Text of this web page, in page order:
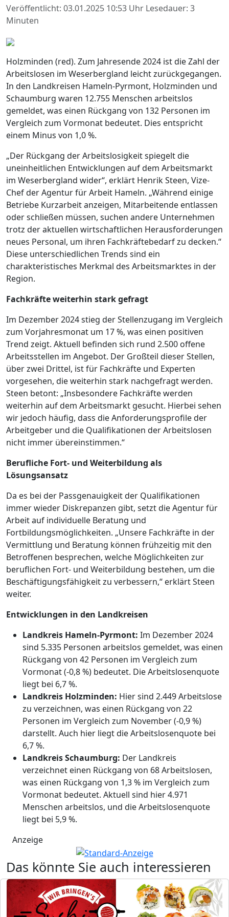
Veröffentlicht: 03.01.2025 10:53 Uhr Lesedauer: 3
Minuten
Holzminden (red). Zum Jahresende 2024 ist die Zahl der
Arbeitslosen im Weserbergland leicht zurückgegangen.
In den Landkreisen Hameln-Pyrmont, Holzminden und
Schaumburg waren 12.755 Menschen arbeitslos
gemeldet, was einen Rückgang von 132 Personen im
Vergleich zum Vormonat bedeutet. Dies entspricht
einem Minus von 1,0 %.
„Der Rückgang der Arbeitslosigkeit spiegelt die
uneinheitlichen Entwicklungen auf dem Arbeitsmarkt
im Weserbergland wider“, erklärt Henrik Steen, Vize-
Chef der Agentur für Arbeit Hameln. „Während einige
Betriebe Kurzarbeit anzeigen, Mitarbeitende entlassen
oder schließen müssen, suchen andere Unternehmen
trotz der aktuellen wirtschaftlichen Herausforderungen
neues Personal, um ihren Fachkräftebedarf zu decken.“
Diese unterschiedlichen Trends sind ein
charakteristisches Merkmal des Arbeitsmarktes in der
Region.
Fachkräfte weiterhin stark gefragt
Im Dezember 2024 stieg der Stellenzugang im Vergleich
zum Vorjahresmonat um 17 %, was einen positiven
Trend zeigt. Aktuell befinden sich rund 2.500 offene
Arbeitsstellen im Angebot. Der Großteil dieser Stellen,
über zwei Drittel, ist für Fachkräfte und Experten
vorgesehen, die weiterhin stark nachgefragt werden.
Steen betont: „Insbesondere Fachkräfte werden
weiterhin auf dem Arbeitsmarkt gesucht. Hierbei sehen
wir jedoch häufig, dass die Anforderungsprofile der
Arbeitgeber und die Qualifikationen der Arbeitslosen
nicht immer übereinstimmen.“
Berufliche Fort- und Weiterbildung als
Lösungsansatz
Da es bei der Passgenauigkeit der Qualifikationen
immer wieder Diskrepanzen gibt, setzt die Agentur für
Arbeit auf individuelle Beratung und
Fortbildungsmöglichkeiten. „Unsere Fachkräfte in der
Vermittlung und Beratung können frühzeitig mit den
Betroffenen besprechen, welche Möglichkeiten zur
beruflichen Fort- und Weiterbildung bestehen, um die
Beschäftigungsfähigkeit zu verbessern,“ erklärt Steen
weiter.
Entwicklungen in den Landkreisen
Landkreis Hameln-Pyrmont: Im Dezember 2024
sind 5.335 Personen arbeitslos gemeldet, was einen
Rückgang von 42 Personen im Vergleich zum
Vormonat (-0,8 %) bedeutet. Die Arbeitslosenquote
liegt bei 6,7 %.
Landkreis Holzminden: Hier sind 2.449 Arbeitslose
zu verzeichnen, was einen Rückgang von 22
Personen im Vergleich zum November (-0,9 %)
darstellt. Auch hier liegt die Arbeitslosenquote bei
6,7 %.
Landkreis Schaumburg: Der Landkreis
verzeichnet einen Rückgang von 68 Arbeitslosen,
was einen Rückgang von 1,3 % im Vergleich zum
Vormonat bedeutet. Aktuell sind hier 4.971
Menschen arbeitslos, und die Arbeitslosenquote
liegt bei 5,9 %.
Anzeige
Das könnte Sie auch interessieren